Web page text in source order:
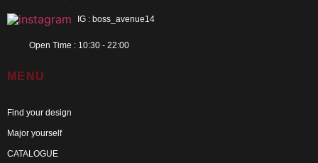
IG : boss_avenue14
Open Time : 10:30 - 22:00
MENU
Find your design
Major yourself
CATALOGUE